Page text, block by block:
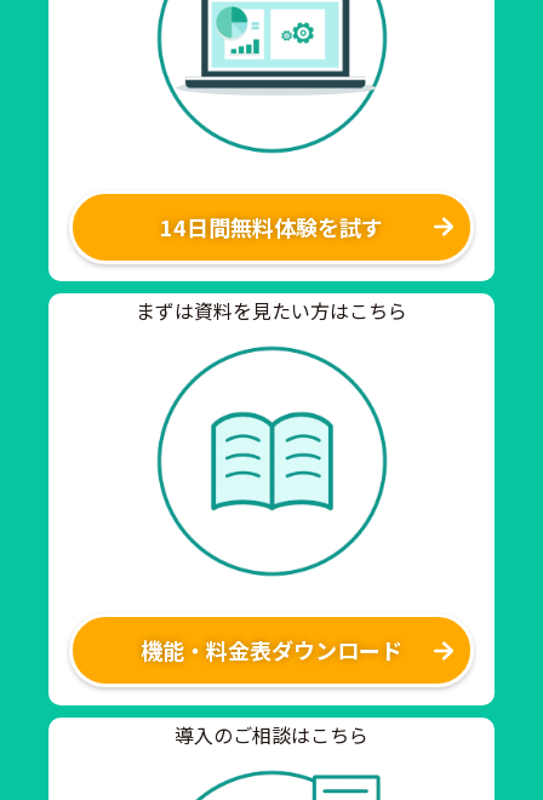
14日間無料体験を試す
まずは資料を見たい方はこちら
機能・料金表ダウンロード
導入のご相談はこちら